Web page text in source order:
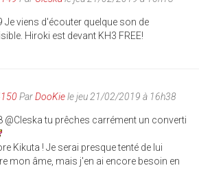
Je viens d'écouter quelque son de
Hiroki est devant KH3 FREE!
ParDooKiele jeu 21/02/2019 à 16h38
@Cleska tu prêches carrément un converti
Kikuta ! Je serai presque tenté de lui
mon âme, mais j'en ai encore besoin en